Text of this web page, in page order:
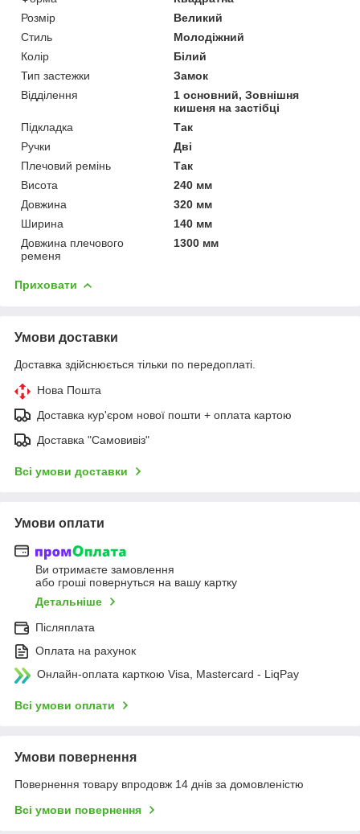
Розмір
Великий
Стиль
Молодіжний
Колір
Білий
Тип застежки
Замок
Відділення
1 основний, Зовнішня
кишеня на застібці
Підкладка
Так
Ручки
Дві
Плечовий ремінь
Так
Висота
240 мм
Довжина
320 мм
Ширина
140 мм
Довжина плечового
ременя
1300 мм
Приховати
Умови доставки
Доставка здійснюється тільки по передоплаті.
Нова Пошта
Доставка кур'єром нової пошти + оплата картою
Доставка "Самовивіз"
Всі умови доставки
Умови оплати
Ви отримаєте замовлення
або гроші повернуться на вашу картку
Детальніше
Післяплата
Оплата на рахунок
Онлайн-оплата карткою Visa, Mastercard - LiqPay
Всі умови оплати
Умови повернення
Повернення товару впродовж 14 днів за домовленістю
Всі умови повернення